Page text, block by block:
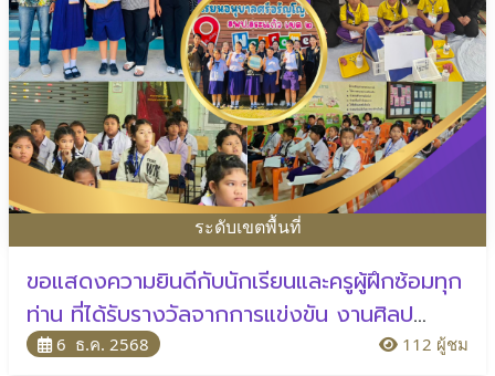
ระดับเขตพื้นที่
ขอแสดงความยินดีกับนักเรียนและครูผู้ฝึกซ้อมทุก
ท่าน ที่ได้รับรางวัลจากการแข่งขัน งานศิลป
หัตถกรรมนักเรียน ครั้งที่ 73 ซึ่งจัดขึ้นระหว่างวัน
6 ธ.ค. 2568 112 ผู้ชม